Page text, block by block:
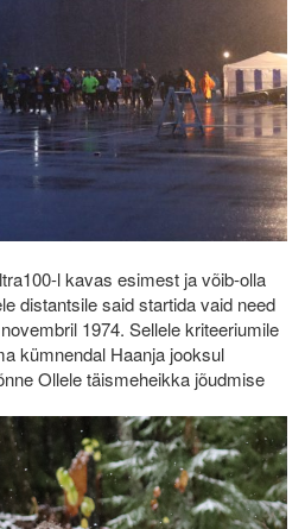
l kavas esimest ja võib-olla
distantsile said startida vaid need
1974. Sellele kriteeriumile
kümnendal Haanja jooksul
Ollele täismeheikka jõudmise